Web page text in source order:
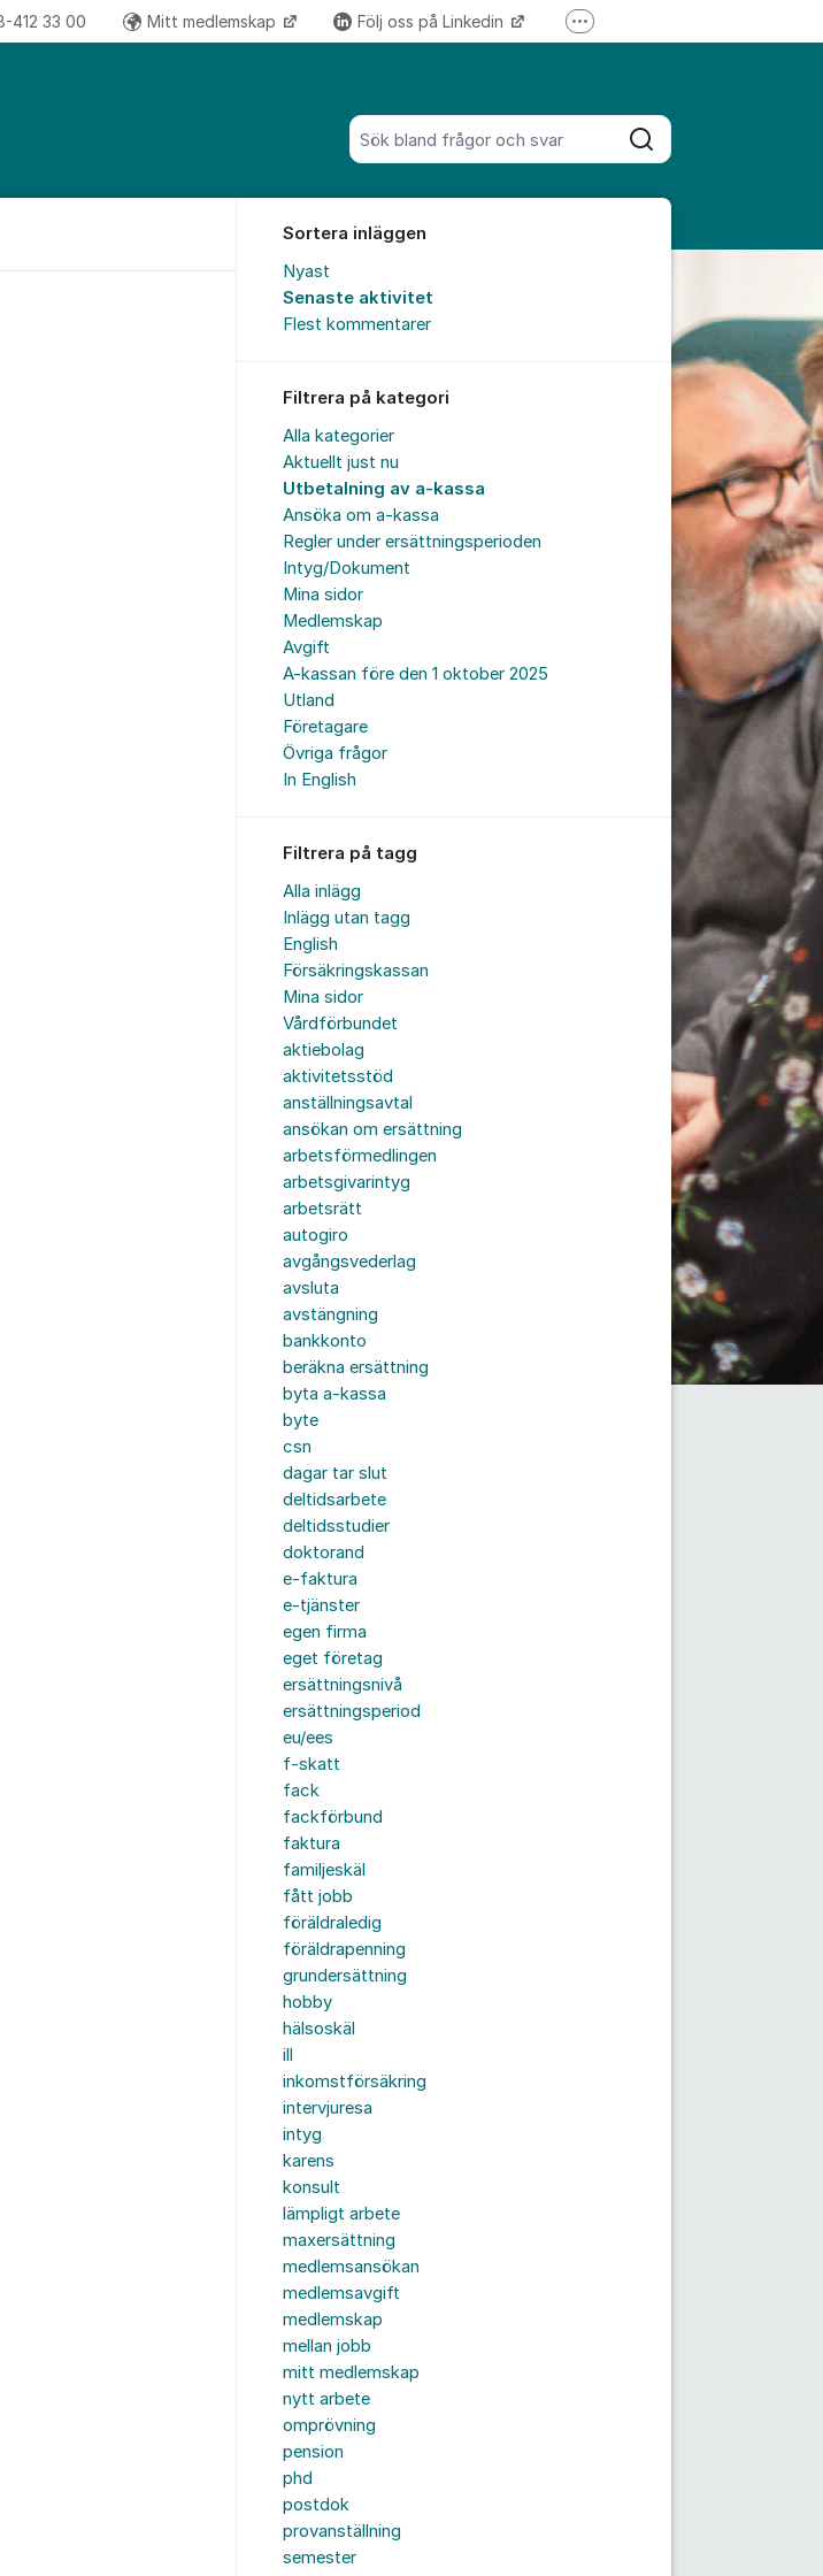
Sök bland alla inlägg
Sök
412 33 00 Mitt medlemskap Följ oss på Linkedin Fler supportlänkar
Sortera inläggen
Nyast
Senaste aktivitet
Flest kommentarer
Filtrera på kategori
Alla kategorier
Aktuellt just nu
Utbetalning av a-kassa
Ansöka om a-kassa
Regler under ersättningsperioden
Intyg/Dokument
Mina sidor
Medlemskap
Avgift
A-kassan före den 1 oktober 2025
Utland
Företagare
Övriga frågor
In English
Filtrera på tagg
Alla inlägg
Inlägg utan tagg
English
Försäkringskassan
Mina sidor
Vårdförbundet
aktiebolag
aktivitetsstöd
anställningsavtal
ansökan om ersättning
arbetsförmedlingen
arbetsgivarintyg
arbetsrätt
autogiro
avgångsvederlag
avsluta
avstängning
bankkonto
beräkna ersättning
byta a-kassa
byte
csn
dagar tar slut
deltidsarbete
deltidsstudier
doktorand
e-faktura
e-tjänster
egen firma
eget företag
ersättningsnivå
ersättningsperiod
eu/ees
f-skatt
fack
fackförbund
faktura
familjeskäl
fått jobb
föräldraledig
föräldrapenning
grundersättning
hobby
hälsoskäl
ill
inkomstförsäkring
intervjuresa
intyg
karens
konsult
lämpligt arbete
maxersättning
medlemsansökan
medlemsavgift
medlemskap
mellan jobb
mitt medlemskap
nytt arbete
omprövning
pension
phd
postdok
provanställning
semester